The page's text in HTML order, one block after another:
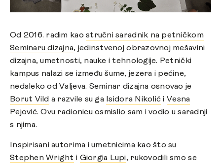
Od 2016. radim kaostručni saradnik na petničkom
Seminaru dizajna, jedinstvenoj obrazovnoj mešavini
dizajna, umetnosti, nauke i tehnologije. Petnički
kampus nalazi se između šume, jezera i pećine,
nedaleko od Valjeva. Seminar dizajna osnovao je
Borut Vild a razvile su ga Isidora Nikolić iVesna
Pejović. Ovu radionicu osmislio sam i vodio u saradnji
s njima.
Inspirisani autorima i umetnicima kao što su
Stephen Wright i Giorgia Lupi, rukovodili smo se